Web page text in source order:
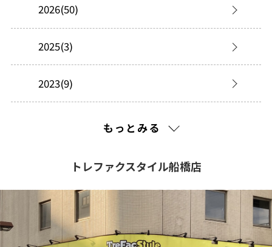
2026(50)
2025(3)
2023(9)
2020(362)
2019(301)
もっとみる
トレファクスタイル船橋店